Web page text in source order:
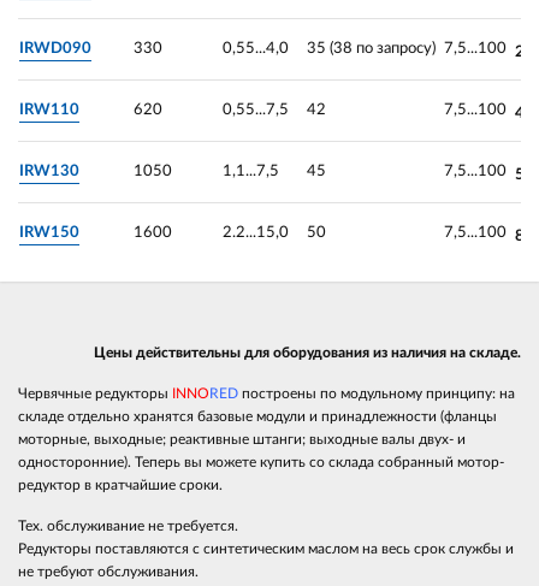
IRWD090 330 0,55...4,0 35 (38 по запросу) 7,5...100 26
IRW110 620 0,55...7,5 42 7,5...100 41
IRW130 1050 1,1...7,5 45 7,5...100 59
IRW150 1600 2.2...15,0 50 7,5...100 87
Цены действительны для оборудования из наличия на складе.
Червячные редукторы INNORED построены по модульному принципу: на
складе отдельно хранятся базовые модули и принадлежности (фланцы
моторные, выходные; реактивные штанги; выходные валы двух- и
односторонние). Теперь вы можете купить со склада собранный мотор-
редуктор в кратчайшие сроки.
Тех. обслуживание не требуется.
Редукторы поставляются с синтетическим маслом на весь срок службы и
не требуют обслуживания.